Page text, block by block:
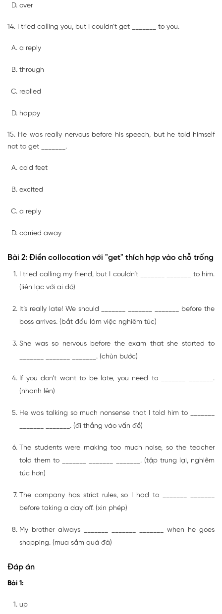
over
14. I tried calling you, but I couldn’t get _______ to you.
a reply
through
replied
happy
15. He was really nervous before his speech, but he told himself
not to get _______.
cold feet
excited
a reply
carried away
Bài 2: Điền collocation với "get" thích hợp vào chỗ trống
I tried calling my friend, but I couldn’t _______ _______ to him.
(liên lạc với ai đó)
It’s really late! We should _______ _______ _______ before the
boss arrives. (bắt đầu làm việc nghiêm túc)
She was so nervous before the exam that she started to
_______ _______ _______. (chùn bước)
If you don’t want to be late, you need to _______ _______.
(nhanh lên)
He was talking so much nonsense that I told him to _______
_______ _______. (đi thẳng vào vấn đề)
The students were making too much noise, so the teacher
told them to _______ _______ _______. (tập trung lại, nghiêm
túc hơn)
The company has strict rules, so I had to _______ _______
before taking a day off. (xin phép)
My brother always _______ _______ _______ when he goes
shopping. (mua sắm quá đà)
Đáp án
Bài 1:
up